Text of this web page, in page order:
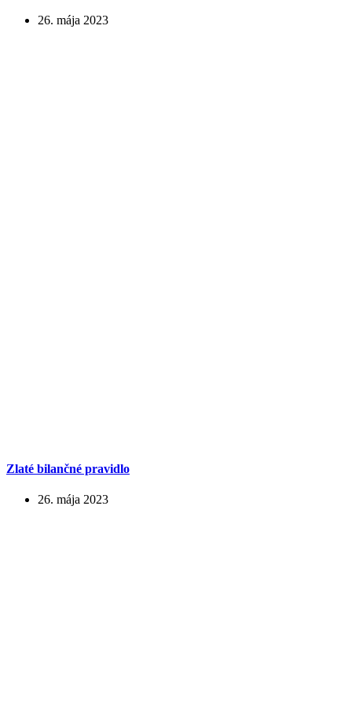
26. mája 2023
Zlaté bilančné pravidlo
26. mája 2023